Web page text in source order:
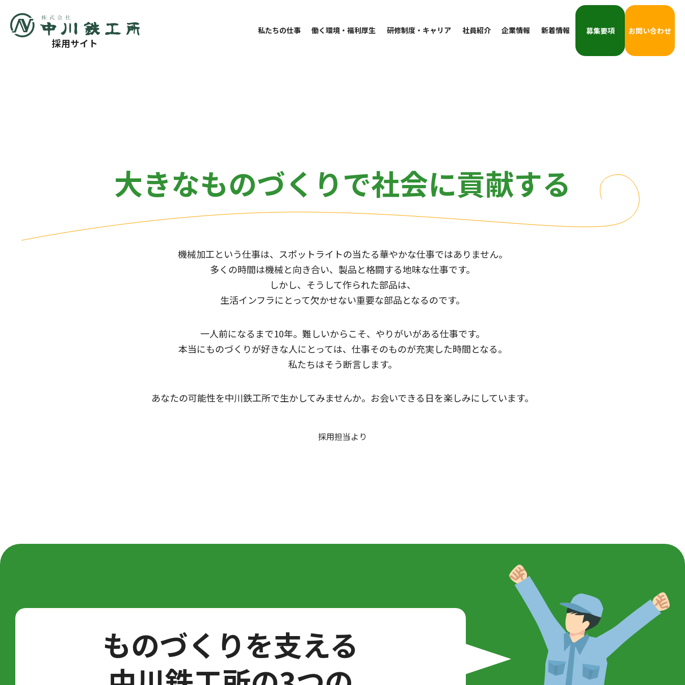
採用サイト
私たちの仕事 働く環境・福利厚生 研修制度・キャリア 社員紹介 企業情報 新着情報 募集要項 お問い合わせ
新着情報一覧 →
大きなものづくりで社会に貢献する
機械加工という仕事は、
スポットライトの当たる華やかな仕事ではありません。
多くの時間は機械と向き合い、 製品と格闘する地味な仕事です。
しかし、そうして作られた部品は、
生活インフラにとって欠かせない重要な部品となるのです。
一人前になるまで10年。難しいからこそ、 やりがいがある仕事です。
本当にものづくりが好きな人にとっては、 仕事そのものが充実した時間となる。
私たちはそう断言します。
あなたの可能性を中川鉄工所で生かしてみませんか。 お会いできる日を楽しみにしています。
採用担当より
ものづくりを支える